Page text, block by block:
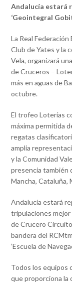
Andalucía estará
‘Geointegral
La Real Federación
Club de Yates y la
Vela, organizará
de Cruceros –
más en aguas de
octubre.
El trofeo Loterías
máxima permitida
regatas
amplia
y la Comunidad
presencia también
Mancha, Cataluña,
Andalucía estará
tripulaciones mejor
de Crucero
bandera del
‘Escuela de
Todos los equipos
que proporciona la